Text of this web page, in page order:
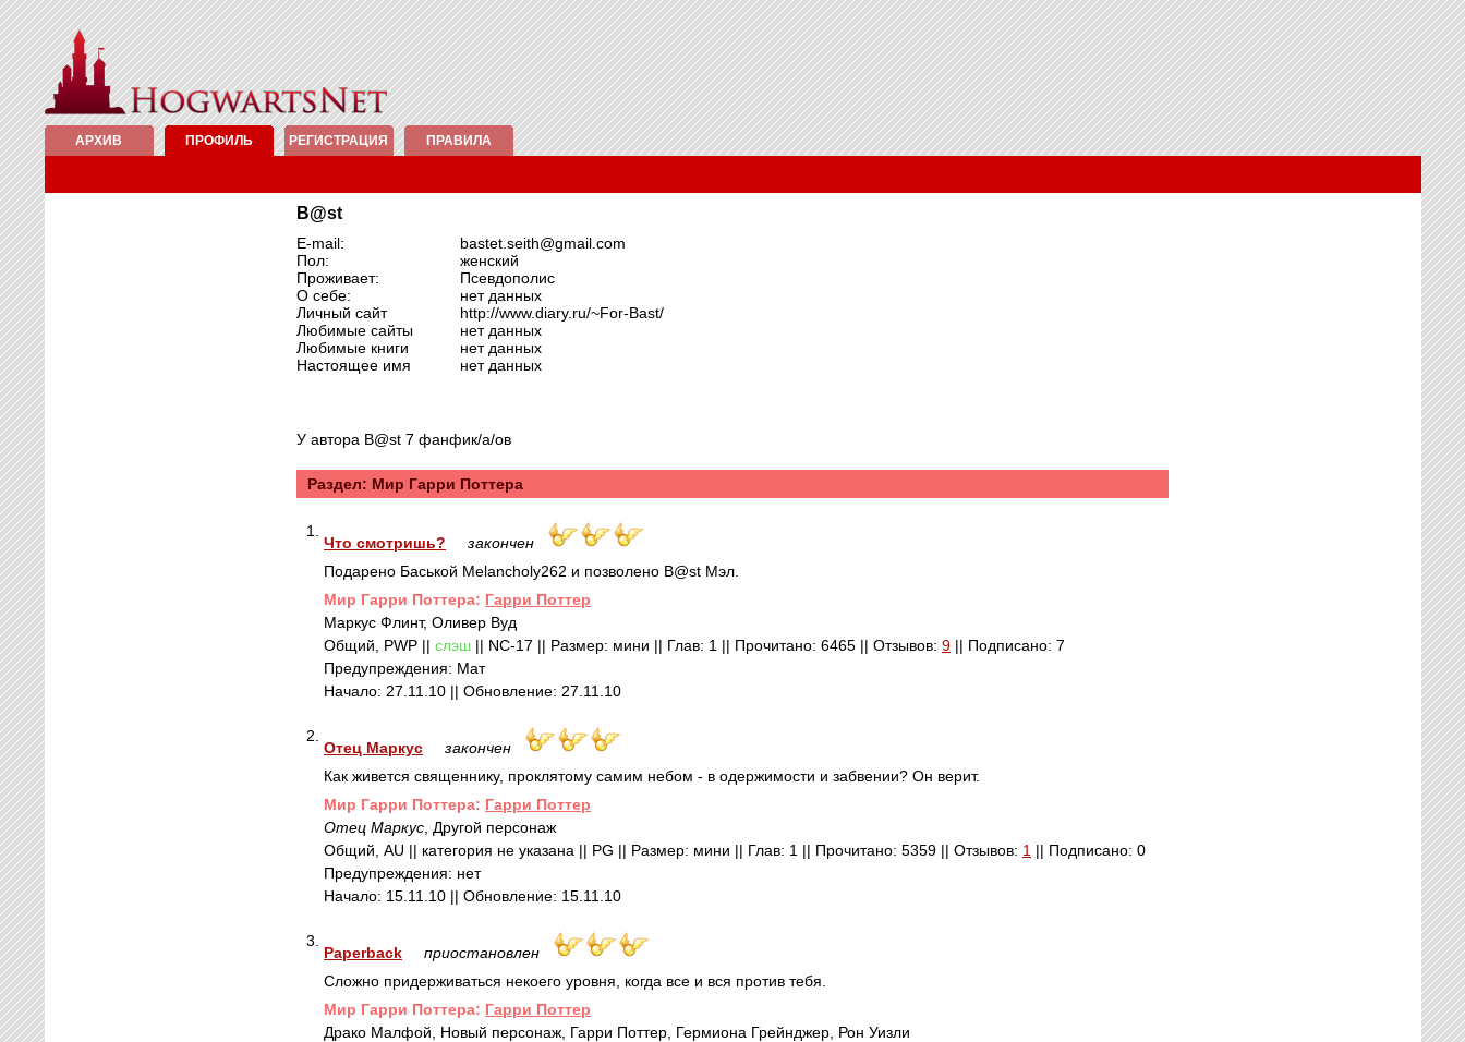
АРХИВ ПРОФИЛЬ РЕГИСТРАЦИЯ ПРАВИЛА
B@st
E-mail:
bastet.seith@gmail.com
Пол:
женский
Проживает:
Псевдополис
О себе:
нет данных
Личный сайт
http://www.diary.ru/~For-Bast/
Любимые сайты
нет данных
Любимые книги
нет данных
Настоящее имя
нет данных
У автора B@st 7 фанфик/а/ов
Раздел: Mир Гарри Поттера
1.
Что смотришь?
закончен
Подарено Баськой Melancholy262 и позволено B@st Мэл.
Mир Гарри Поттера: Гарри Поттер
Маркус Флинт, Оливер Вуд
Общий, PWP || слэш || NC-17 || Размер: мини || Глав: 1 || Прочитано: 6465 || Отзывов: 9 || Подписано: 7
Предупреждения: Мат
Начало: 27.11.10 || Обновление: 27.11.10
2.
Отец Маркус
закончен
Как живется священнику, проклятому самим небом - в одержимости и забвении? Он верит.
Mир Гарри Поттера: Гарри Поттер
Отец Маркус , Другой персонаж
Общий, AU || категория не указана || PG || Размер: мини || Глав: 1 || Прочитано: 5359 || Отзывов: 1 || Подписано: 0
Предупреждения: нет
Начало: 15.11.10 || Обновление: 15.11.10
3.
Paperback
приостановлен
Сложно придерживаться некоего уровня, когда все и вся против тебя.
Mир Гарри Поттера: Гарри Поттер
Драко Малфой, Новый персонаж, Гарри Поттер, Гермиона Грейнджер, Рон Уизли